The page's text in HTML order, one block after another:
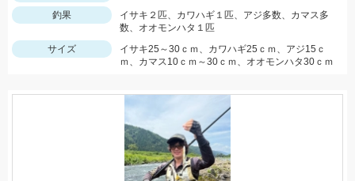
釣果
イサキ２匹、カワハギ１匹、アジ多数、カマス多
数、オオモンハタ１匹
サイズ
イサキ25～30ｃｍ、カワハギ25ｃｍ、アジ15ｃ
ｍ、カマス10ｃｍ～30ｃｍ、オオモンハタ30ｃｍ